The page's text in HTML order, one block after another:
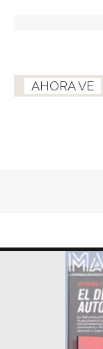
AHORA VE